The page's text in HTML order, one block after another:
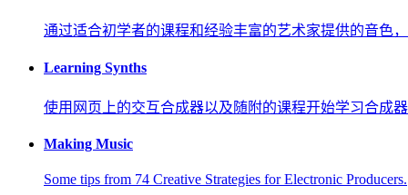
通过适合初学者的课程和经验丰富的艺术家提供的音色，
Learning Synths
使用网页上的交互合成器以及随附的课程开始学习合成器
Making Music
Some tips from 74 Creative Strategies for Electronic Producers.